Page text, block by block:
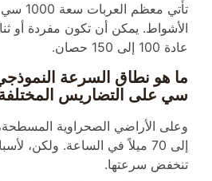
تأتي
الأشواط. يمكن أن تكون مفردة أو
عادة 100 إلى 150 حصان.
سي على التضاريس
إلى 70 ميلاً في الساعة. ولكن،
تنخفض سرعتها.